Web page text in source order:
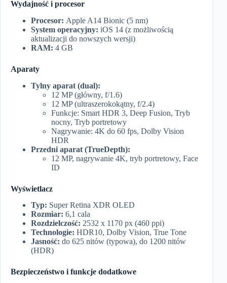
Wydajność i procesor
Procesor: Apple A14 Bionic (5 nm)
System operacyjny: iOS 14 (z możliwością
aktualizacji do nowszych wersji)
RAM: 4 GB
Aparaty
Tylny aparat (dual):
12 MP (główny, f/1.6)
12 MP (ultraszerokokątny, f/2.4)
Funkcje: Smart HDR 3, Deep Fusion, Tryb
nocny, Tryb portretowy
Nagrywanie: 4K do 60 fps, Dolby Vision
HDR
Przedni aparat (TrueDepth):
12 MP, nagrywanie 4K, tryb portretowy, Face
ID
Wyświetlacz
Typ: Super Retina XDR OLED
Rozmiar: 6,1 cala
Rozdzielczość: 2532 x 1170 px (460 ppi)
Technologie: HDR10, Dolby Vision, True Tone
Jasność: do 625 nitów (typowa), do 1200 nitów
(HDR)
Bezpieczeństwo i funkcje dodatkowe